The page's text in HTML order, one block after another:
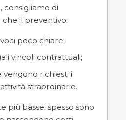
consigliamo di
il preventivo:
poco chiare;
vincoli contrattuali;
vengono richiesti i
straordinarie.
più basse: spesso sono